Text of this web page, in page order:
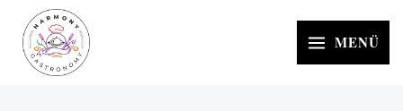
İçeriğe
MENÜ